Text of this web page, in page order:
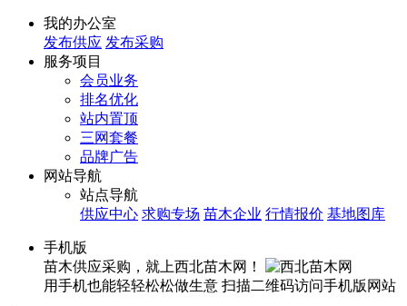
我的办公室
发布供应 发布采购
服务项目
会员业务
排名优化
站内置顶
三网套餐
品牌广告
网站导航
站点导航
供应中心 求购专场 苗木企业 行情报价 基地图库
手机版
苗木供应采购，就上西北苗木网！
用手机也能轻轻松松做生意 扫描二维码访问手机版网站